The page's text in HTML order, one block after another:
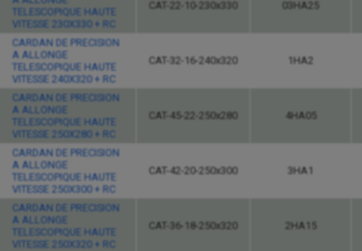
TELESCOPIQUE HAUTE
VITESSE 230X330 + RC
CAT-22-10-230x330 03HA25
CARDAN DE PRECISION
A ALLONGE
TELESCOPIQUE HAUTE
VITESSE 240X320 + RC
CAT-32-16-240x320 1HA2
CARDAN DE PRECISION
A ALLONGE
TELESCOPIQUE HAUTE
VITESSE 250X280 + RC
CAT-45-22-250x280 4HA05
CARDAN DE PRECISION
A ALLONGE
TELESCOPIQUE HAUTE
VITESSE 250X300 + RC
CAT-42-20-250x300 3HA1
CARDAN DE PRECISION
A ALLONGE
TELESCOPIQUE HAUTE
VITESSE 250X320 + RC
CAT-36-18-250x320 2HA15